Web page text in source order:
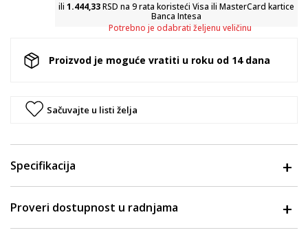
ili 1.444,33RSD na 9 rata koristeći Visa ili MasterCard kartice
Banca Intesa
Potrebno je odabrati željenu veličinu
Proizvod je moguće vratiti u roku od 14 dana
Sačuvajte u listi želja
Specifikacija
Proveri dostupnost u radnjama